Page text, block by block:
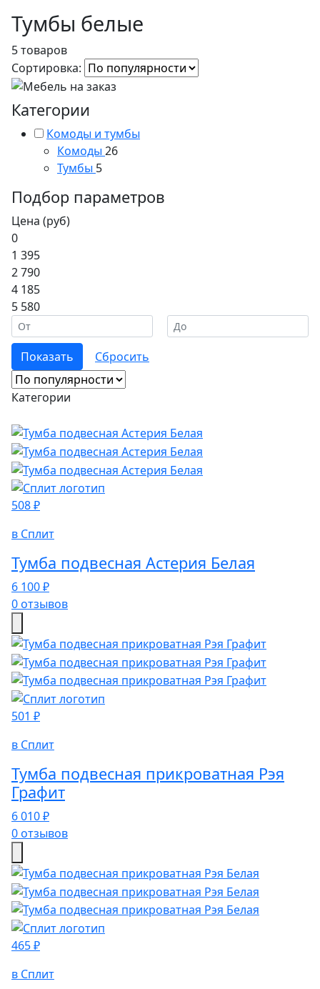
Тумбы белые
5 товаров
Сортировка:
Категории
Комоды и тумбы
Комоды 26
Тумбы 5
Подбор параметров
Цена (руб)
0
1 395
2 790
4 185
5 580
Категории
508 ₽
в Сплит
Тумба подвесная Астерия Белая
6 100 ₽
0 отзывов
501 ₽
в Сплит
Тумба подвесная прикроватная Рэя
Графит
6 010 ₽
0 отзывов
465 ₽
в Сплит